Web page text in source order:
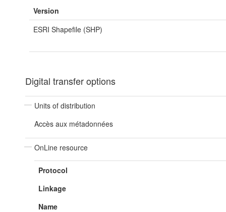
Version
ESRI Shapefile (SHP)
Digital transfer options
Units of distribution
Accès aux métadonnées
OnLine resource
Protocol
Linkage
Name